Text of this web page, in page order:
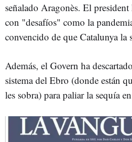
señalado Aragonès. El
con "desafíos" como la
convencido de que Catalunya la
Además, el Govern ha
sistema del Ebro (donde están
les sobra) para paliar la sequía